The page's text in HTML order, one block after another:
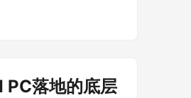
PC落地的底层